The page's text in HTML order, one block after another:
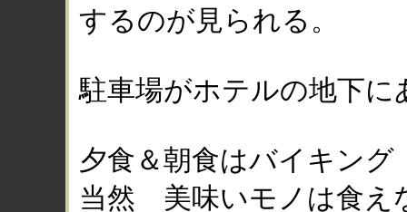
するのが見られる。
駐車場がホテルの地下に
夕食＆朝食はバイキング
当然 美味いモノは食え